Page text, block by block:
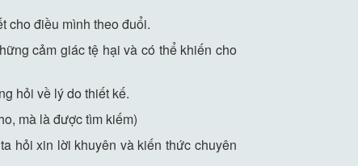
cho điều mình theo đuổi.
cảm giác tệ hại và có thể khiến cho
hỏi về lý do thiết kế.
mà là được tìm kiếm)
hỏi xin lời khuyên và kiến thức chuyên